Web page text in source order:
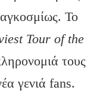
Το
Tour ofthe
τους
γενιά fans.